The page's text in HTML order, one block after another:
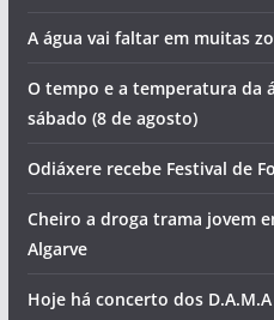
A água vai faltar em muitas
O tempo e a temperatura da
sábado (8 de agosto)
Odiáxere recebe Festival de
Cheiro a droga trama jovem
Algarve
Hoje há concerto dos